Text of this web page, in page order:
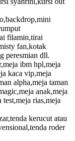
filamin,tirai
fan,kotak
peresmian dll.
ibm hpl,meja
kaca vip,meja
alpha,meja taman
anak,meja
test,meja rias,meja
kerucut atau
roder